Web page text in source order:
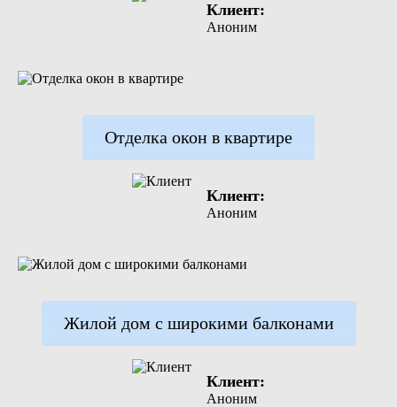
Клиент:
Аноним
Отделка окон в квартире
Клиент:
Аноним
Жилой дом с широкими балконами
Клиент:
Аноним